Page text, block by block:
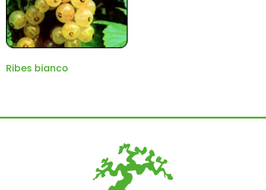
Ribes bianco